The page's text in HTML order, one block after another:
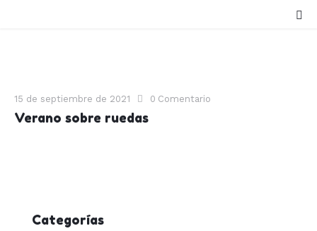
15 de septiembre de 2021 0 Comentario
Verano sobre ruedas
Categorías